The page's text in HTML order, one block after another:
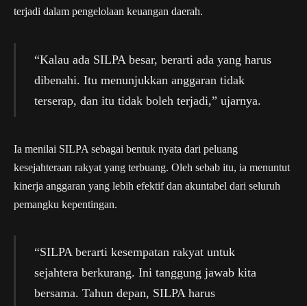
terjadi dalam pengelolaan keuangan daerah.
“Kalau ada SILPA besar, berarti ada yang harus
dibenahi. Itu menunjukkan anggaran tidak
terserap, dan itu tidak boleh terjadi,” ujarnya.
Ia menilai SILPA sebagai bentuk nyata dari peluang
kesejahteraan rakyat yang terbuang. Oleh sebab itu, ia menuntut
kinerja anggaran yang lebih efektif dan akuntabel dari seluruh
pemangku kepentingan.
“SILPA berarti kesempatan rakyat untuk
sejahtera berkurang. Ini tanggung jawab kita
bersama. Tahun depan, SILPA harus